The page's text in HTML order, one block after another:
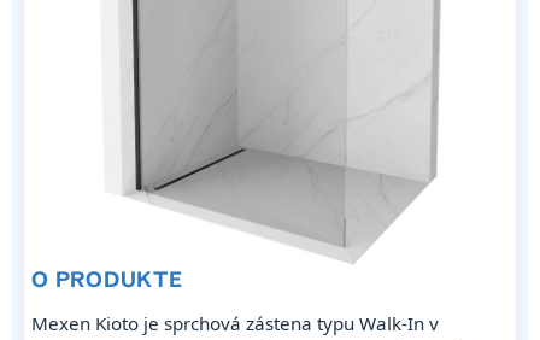
O PRODUKTE
Mexen Kioto je sprchová zástena typu Walk-In v